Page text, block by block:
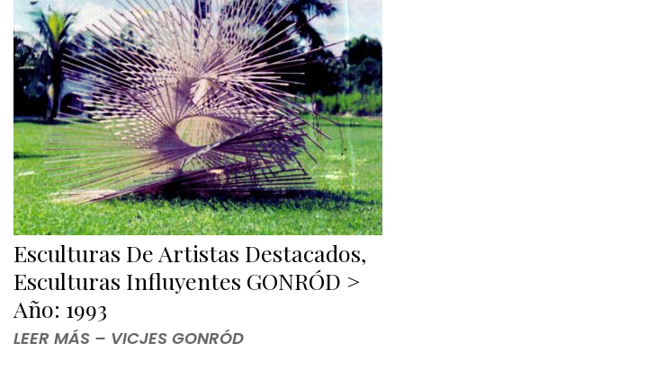
Esculturas De Artistas Destacados,
Esculturas Influyentes GONRÓD >
Año: 1993
LEER MÁS – VICJES GONRÓD